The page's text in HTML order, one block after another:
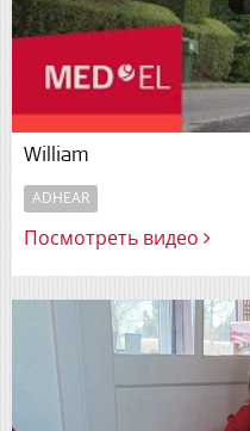
William
ADHEAR
Посмотреть видео